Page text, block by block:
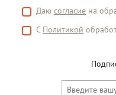
Даю согласие на
С Политикой